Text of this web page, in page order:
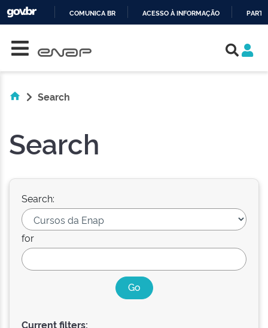
COMUNICA BR ACESSO À INFORMAÇÃO
Search
Search
Search:
for
Current filters: